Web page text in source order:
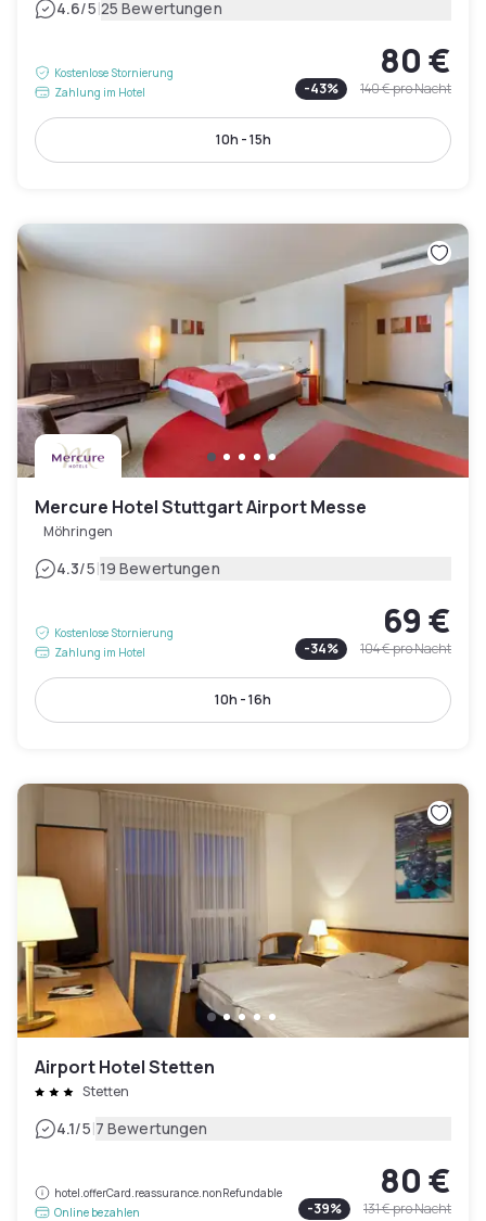
4.6/5|25 Bewertungen
Kostenlose Stornierung
Zahlung im Hotel
80 €
-43% 140 €pro Nacht
10h - 15h
Mercure Hotel Stuttgart Airport Messe
Möhringen
4.3/5|19 Bewertungen
Kostenlose Stornierung
Zahlung im Hotel
69 €
-34% 104 €pro Nacht
10h - 16h
Airport Hotel Stetten
Stetten
4.1/5|7 Bewertungen
hotel.offerCard.reassurance.nonRefundable
Online bezahlen
80 €
-39% 131 €pro Nacht